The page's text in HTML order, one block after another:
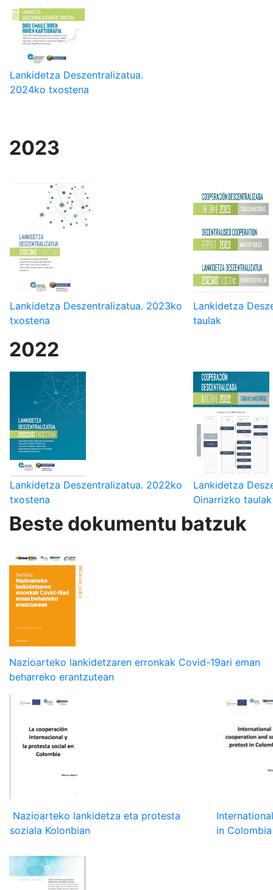
Lankidetza Deszentralizatua.
2024ko txostena
2023
Lankidetza Deszentralizatua. 2023ko
txostena
Lankidetza
taulak
2022
Lankidetza Deszentralizatua. 2022ko
txostena
Lankidetza
Oinarrizko taulak
Beste dokumentu batzuk
Nazioarteko lankidetzaren erronkak Covid-19ari eman
beharreko erantzutean
Nazioarteko lankidetza eta protesta
soziala Kolonbian
in